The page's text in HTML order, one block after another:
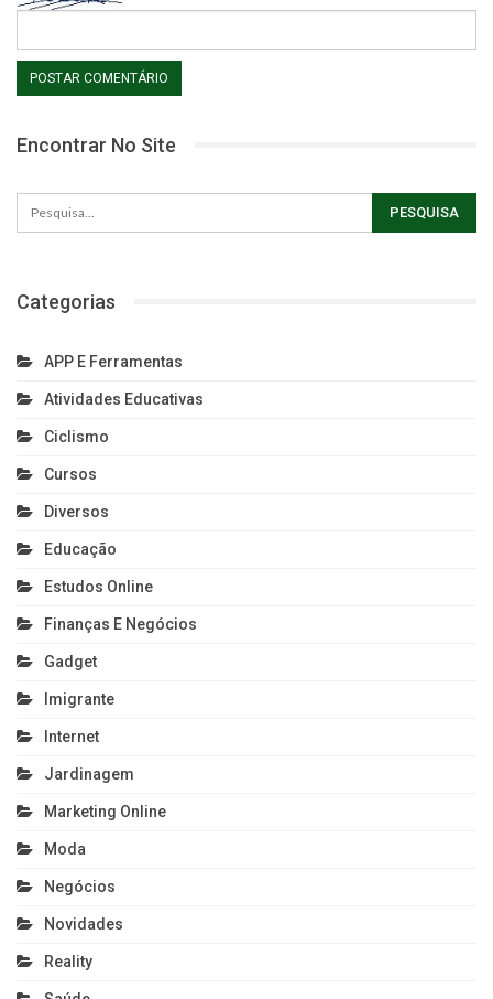
Encontrar No Site
Categorias
APP E Ferramentas
Atividades Educativas
Ciclismo
Cursos
Diversos
Educação
Estudos Online
Finanças E Negócios
Gadget
Imigrante
Internet
Jardinagem
Marketing Online
Moda
Negócios
Novidades
Reality